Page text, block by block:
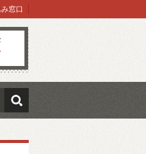
窓口
検索